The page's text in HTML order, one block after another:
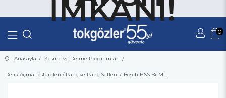
İMKANI!
0
Üye Girişi Üye Ol
Anasayfa Kesme ve Delme Programları
Delik Açma Testereleri / Panç ve Panç Setleri Bosch HSS Bi-Metal Panç - Delik Açma Testeresi 86 mm